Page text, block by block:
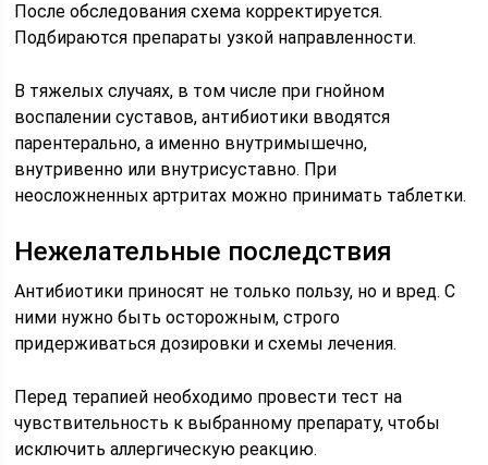
После обследования схема корректируется.
Подбираются препараты узкой направленности.
В тяжелых случаях, в том числе при гнойном
воспалении суставов, антибиотики вводятся
парентерально, а именно внутримышечно,
внутривенно или внутрисуставно. При
неосложненных артритах можно принимать таблетки.
Нежелательные последствия
Антибиотики приносят не только пользу, но и вред. С
ними нужно быть осторожным, строго
придерживаться дозировки и схемы лечения.
Перед терапией необходимо провести тест на
чувствительность к выбранному препарату, чтобы
исключить аллергическую реакцию.